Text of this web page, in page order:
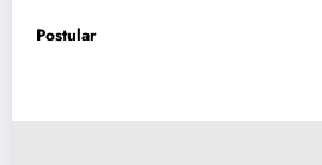
Postular